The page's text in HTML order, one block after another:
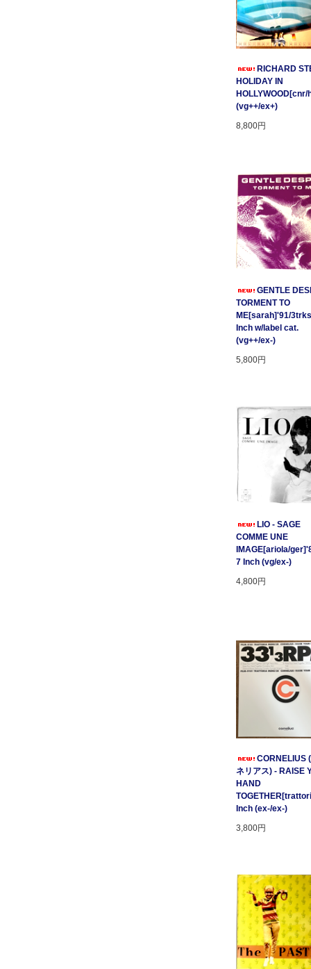
RICHARD
HOLIDAY IN
(vg++/ex+)
8,800円
GENTLE
TORMENT TO
ME[sarah]'91/
Inch w/label cat.
(vg++/ex-)
5,800円
LIO - SAGE
COMME UNE
IMAGE[ariola/
7 Inch (vg/ex-)
4,800円
CORNELIUS
ネリアス) - RAISE
HAND
Inch (ex-/ex-)
3,800円